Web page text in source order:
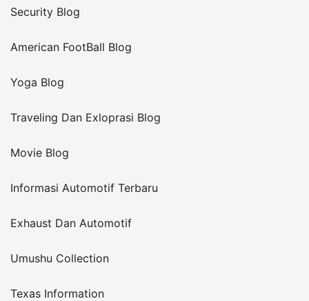
Security Blog
American FootBall Blog
Yoga Blog
Traveling Dan Exloprasi Blog
Movie Blog
Informasi Automotif Terbaru
Exhaust Dan Automotif
Umushu Collection
Texas Information